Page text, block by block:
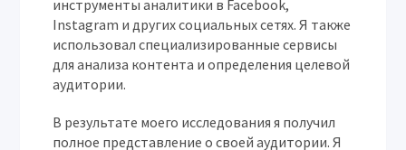
инструменты аналитики в Facebook,
Instagram и других социальных сетях. Я также
использовал специализированные сервисы
для анализа контента и определения целевой
аудитории.
В результате моего исследования я получил
полное представление о своей аудитории. Я